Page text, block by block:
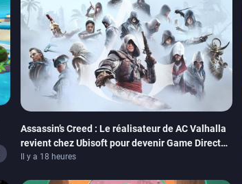
Assassin’s Creed : Le réalisateur de AC Valhalla
revient chez Ubisoft pour devenir Game Director
de la marque
Il y a 18 heures